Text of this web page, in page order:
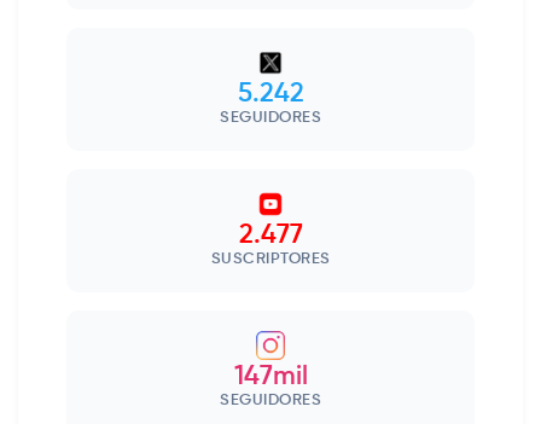
5.242
SEGUIDORES
2.477
SUSCRIPTORES
147mil
SEGUIDORES